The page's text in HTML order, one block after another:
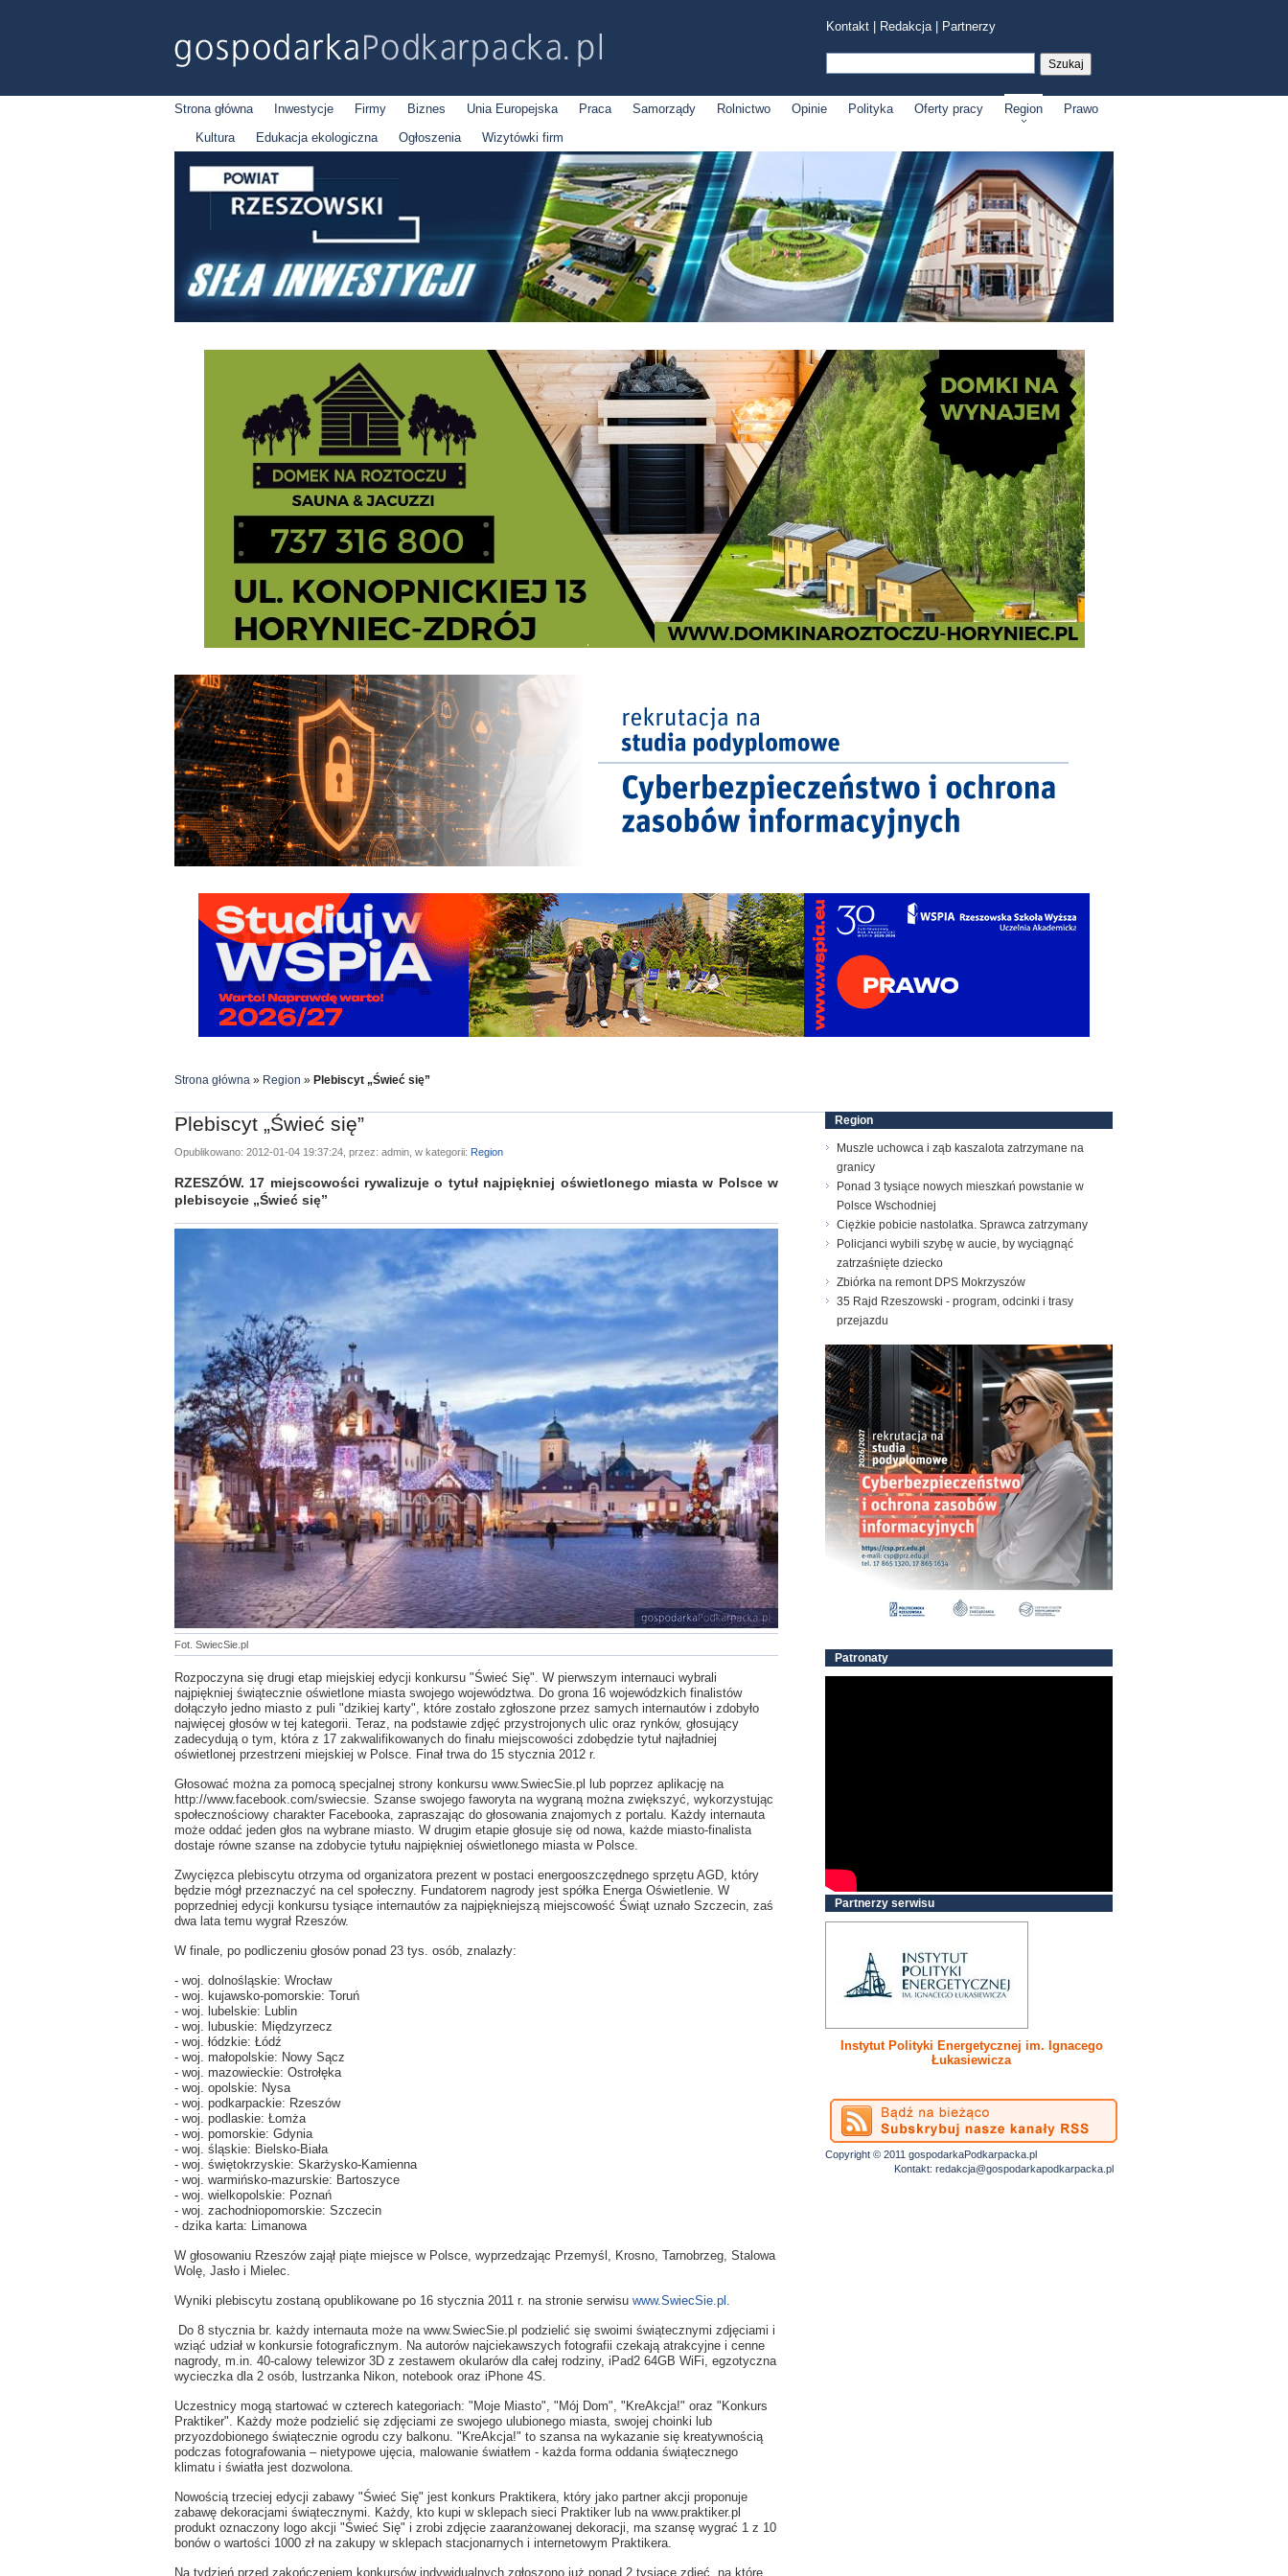
Kontakt Redakcja| Partnerzy
Strona główna Inwestycje Firmy Biznes Unia Europejska Praca Samorządy Rolnictwo Opinie Polityka Oferty pracy Region
Prawo
Kultura
Edukacja ekologiczna Ogłoszenia Wizytówki firm
Strona główna » Region » Plebiscyt „Świeć się”
Plebiscyt „Świeć się”
Opublikowano: 2012-01-04 19:37:24, przez: admin, w kategorii: Region
RZESZÓW. 17 miejscowości rywalizuje o tytuł najpiękniej oświetlonego miasta w Polsce w
plebiscycie „Świeć się”
Fot. SwiecSie.pl
Rozpoczyna się drugi etap miejskiej edycji konkursu "Świeć Się". W pierwszym internauci wybrali
najpiękniej świątecznie oświetlone miasta swojego województwa. Do grona 16 wojewódzkich finalistów
dołączyło jedno miasto z puli "dzikiej karty", które zostało zgłoszone przez samych internautów i zdobyło
najwięcej głosów w tej kategorii. Teraz, na podstawie zdjęć przystrojonych ulic oraz rynków, głosujący
zadecydują o tym, która z 17 zakwalifikowanych do finału miejscowości zdobędzie tytuł najładniej
oświetlonej przestrzeni miejskiej w Polsce. Finał trwa do 15 stycznia 2012 r.
Głosować można za pomocą specjalnej strony konkursu www.SwiecSie.pl lub poprzez aplikację na
http://www.facebook.com/swiecsie. Szanse swojego faworyta na wygraną można zwiększyć, wykorzystując
społecznościowy charakter Facebooka, zapraszając do głosowania znajomych z portalu. Każdy internauta
może oddać jeden głos na wybrane miasto. W drugim etapie głosuje się od nowa, każde miasto-finalista
dostaje równe szanse na zdobycie tytułu najpiękniej oświetlonego miasta w Polsce.
Zwycięzca plebiscytu otrzyma od organizatora prezent w postaci energooszczędnego sprzętu AGD, który
będzie mógł przeznaczyć na cel społeczny. Fundatorem nagrody jest spółka Energa Oświetlenie. W
poprzedniej edycji konkursu tysiące internautów za najpiękniejszą miejscowość Świąt uznało Szczecin, zaś
dwa lata temu wygrał Rzeszów.
W finale, po podliczeniu głosów ponad 23 tys. osób, znalazły:
- woj. dolnośląskie: Wrocław
- woj. kujawsko-pomorskie: Toruń
- woj. lubelskie: Lublin
- woj. lubuskie: Międzyrzecz
- woj. łódzkie: Łódź
- woj. małopolskie: Nowy Sącz
- woj. mazowieckie: Ostrołęka
- woj. opolskie: Nysa
- woj. podkarpackie: Rzeszów
- woj. podlaskie: Łomża
- woj. pomorskie: Gdynia
- woj. śląskie: Bielsko-Biała
- woj. świętokrzyskie: Skarżysko-Kamienna
- woj. warmińsko-mazurskie: Bartoszyce
- woj. wielkopolskie: Poznań
- woj. zachodniopomorskie: Szczecin
- dzika karta: Limanowa
W głosowaniu Rzeszów zajął piąte miejsce w Polsce, wyprzedzając Przemyśl, Krosno, Tarnobrzeg, Stalowa
Wolę, Jasło i Mielec.
Wyniki plebiscytu zostaną opublikowane po 16 stycznia 2011 r. na stronie serwisu www.SwiecSie.pl .
Do 8 stycznia br. każdy internauta może na www.SwiecSie.pl podzielić się swoimi świątecznymi zdjęciami i
wziąć udział w konkursie fotograficznym. Na autorów najciekawszych fotografii czekają atrakcyjne i cenne
nagrody, m.in. 40-calowy telewizor 3D z zestawem okularów dla całej rodziny, iPad2 64GB WiFi, egzotyczna
wycieczka dla 2 osób, lustrzanka Nikon, notebook oraz iPhone 4S.
Uczestnicy mogą startować w czterech kategoriach: "Moje Miasto", "Mój Dom", "KreAkcja!" oraz "Konkurs
Praktiker". Każdy może podzielić się zdjęciami ze swojego ulubionego miasta, swojej choinki lub
przyozdobionego świątecznie ogrodu czy balkonu. "KreAkcja!" to szansa na wykazanie się kreatywnością
podczas fotografowania – nietypowe ujęcia, malowanie światłem - każda forma oddania świątecznego
klimatu i światła jest dozwolona.
Nowością trzeciej edycji zabawy "Świeć Się" jest konkurs Praktikera, który jako partner akcji proponuje
zabawę dekoracjami świątecznymi. Każdy, kto kupi w sklepach sieci Praktiker lub na www.praktiker.pl
produkt oznaczony logo akcji "Świeć Się" i zrobi zdjęcie zaaranżowanej dekoracji, ma szansę wygrać 1 z 10
bonów o wartości 1000 zł na zakupy w sklepach stacjonarnych i internetowym Praktikera.
Na tydzień przed zakończeniem konkursów indywidualnych zgłoszono już ponad 2 tysiące zdjęć, na które
Region
Muszle uchowca i ząb kaszalota zatrzymane na
granicy
Ponad 3 tysiące nowych mieszkań powstanie w
Polsce Wschodniej
Ciężkie pobicie nastolatka. Sprawca zatrzymany
Policjanci wybili szybę w aucie, by wyciągnąć
zatrzaśnięte dziecko
Zbiórka na remont DPS Mokrzyszów
35 Rajd Rzeszowski - program, odcinki i trasy
przejazdu
Patronaty
Partnerzy serwisu
Instytut Polityki Energetycznej im. Ignacego
Łukasiewicza
Copyright © 2011 gospodarkaPodkarpacka.pl
Kontakt: redakcja@gospodarkapodkarpacka.pl